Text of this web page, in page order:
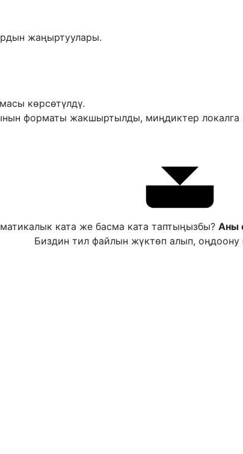
жаңыртуулары.
көрсөтүлдү.
форматы жакшыртылды, миңдиктер локалга
ката же басма ката таптыңызбы? Аны
Биздин тил файлын жүктөп алып, оңдоону